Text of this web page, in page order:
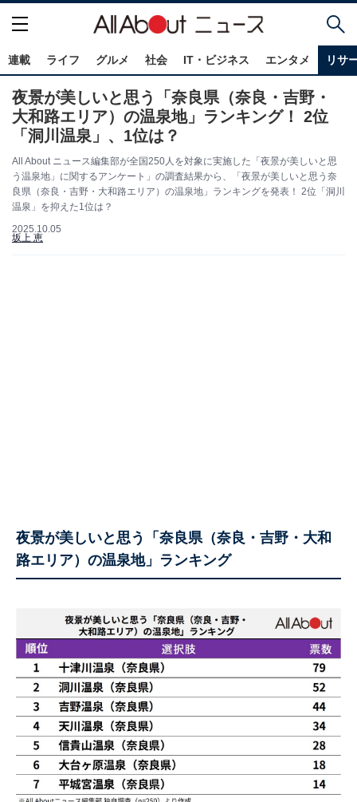
連載 ライフ グルメ 社会 IT・ビジネス エンタメ リサ
夜景が美しいと思う「奈良県（奈良・吉野・
大和路エリア）の温泉地」ランキング！ 2位
「洞川温泉」、1位は？
All About ニュース編集部が全国250人を対象に実施した「夜景が美しいと思
う温泉地」に関するアンケート」の調査結果から、「夜景が美しいと思う奈
良県（奈良・吉野・大和路エリア）の温泉地」ランキングを発表！ 2位「洞川
温泉」を抑えた1位は？
2025.10.05
坂上 恵
夜景が美しいと思う「奈良県（奈良・吉野・大和
路エリア）の温泉地」ランキング